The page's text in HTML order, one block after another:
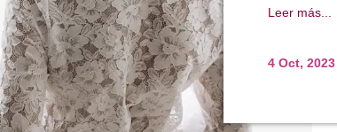
Leer más...
4 Oct, 2023